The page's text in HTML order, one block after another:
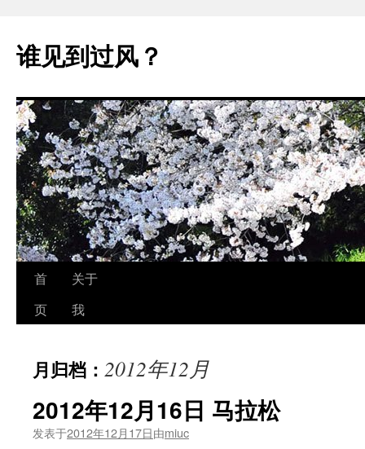
正
文
谁见到过风？
首
页
关于
我
月归档： 2012年12月
2012年12月16日 马拉松
发表于2012年12月17日由miuc